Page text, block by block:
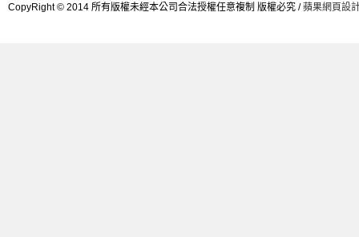
CopyRight © 2014 所有版權未經本公司合法授權任意複制 版權必究 /蘋果網頁設